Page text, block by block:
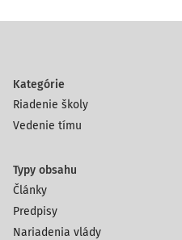
Kategórie
Riadenie školy
Vedenie tímu
Typy obsahu
Články
Predpisy
Nariadenia vlády